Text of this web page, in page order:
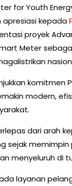
for Youth
apresiasi kepada
proyek
Meter
komitmen
modern,
dari arah
sejak
menyeluruh di
layanan